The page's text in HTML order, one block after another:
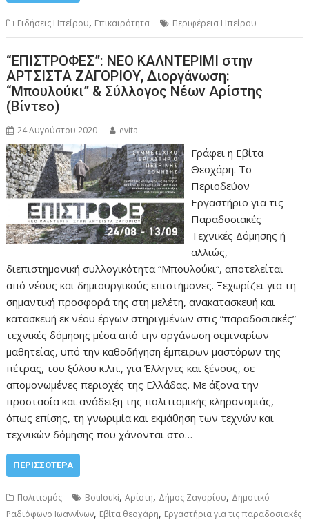
Ειδήσεις Ηπείρου, Επικαιρότητα Περιφέρεια Ηπείρου
“ΕΠΙΣΤΡΟΦΕΣ”: ΝΕΟ ΚΑΛΝΤΕΡΙΜΙ στην
ΑΡΤΣΙΣΤΑ ΖΑΓΟΡΙΟΥ, Διοργάνωση:
“Μπουλούκι” & Σύλλογος Νέων Αρίστης
(Βίντεο)
24 Αυγούστου 2020 evita
Γράφει η Εβίτα
Θεοχάρη. Το
Περιοδεύον
Εργαστήριο για τις
Παραδοσιακές
Τεχνικές Δόμησης ή
αλλιώς,
διεπιστημονική συλλογικότητα “Μπουλούκι“, αποτελείται
από νέους και δημιουργικούς επιστήμονες. Ξεχωρίζει για τη
σημαντική προσφορά της στη μελέτη, ανακατασκευή και
κατασκευή εκ νέου έργων στηριγμένων στις “παραδοσιακές”
τεχνικές δόμησης μέσα από την οργάνωση σεμιναρίων
μαθητείας, υπό την καθοδήγηση έμπειρων μαστόρων της
πέτρας, του ξύλου κ.λπ., για Έλληνες και ξένους, σε
απομονωμένες περιοχές της Ελλάδας. Με άξονα την
προστασία και ανάδειξη της πολιτισμικής κληρονομιάς,
όπως επίσης, τη γνωριμία και εκμάθηση των τεχνών και
τεχνικών δόμησης που χάνονται στο…
ΠΕΡΙΣΣΌΤΕΡΑ
Πολιτισμός Boulouki,Αρίστη, Δήμος Ζαγορίου, Δημοτικό
Ραδιόφωνο Ιωαννίνων, Εβίτα θεοχάρη, Εργαστήρια για τις παραδοσιακές